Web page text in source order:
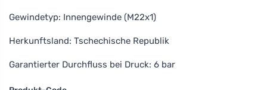
Gewindetyp: Innengewinde (M22x1)
Herkunftsland: Tschechische Republik
Garantierter Durchfluss bei Druck: 6 bar